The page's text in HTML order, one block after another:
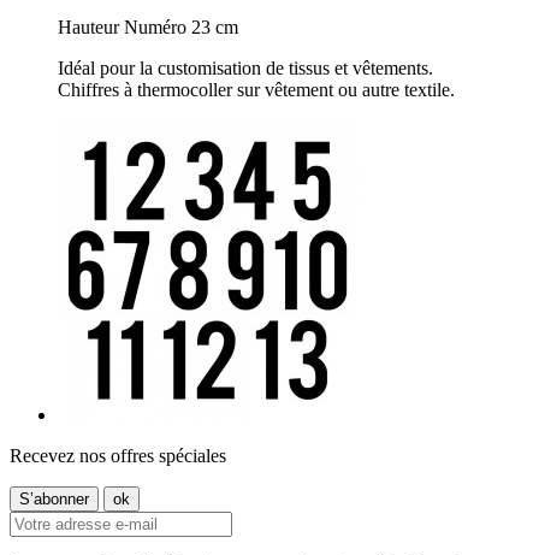
Hauteur Numéro 23 cm
Idéal pour la customisation de tissus et vêtements.
Chiffres à thermocoller sur vêtement ou autre textile.
Recevez nos offres spéciales